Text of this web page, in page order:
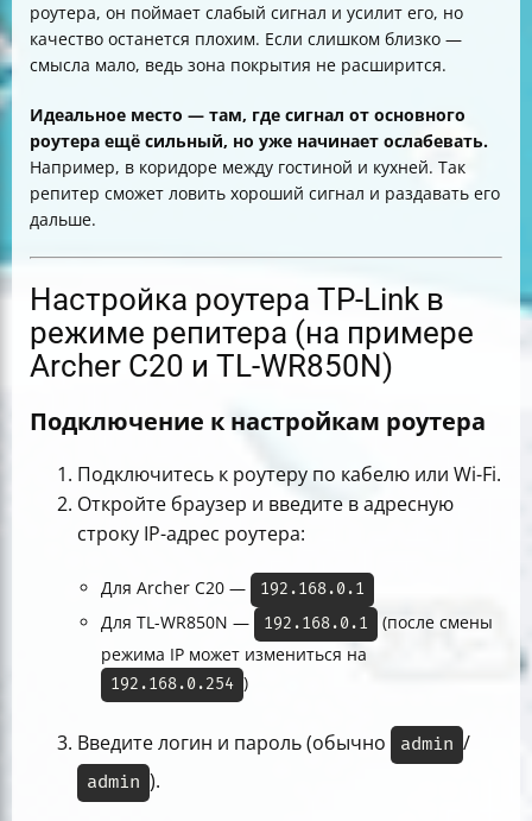
роутера, он поймает слабый сигнал и усилит его, но
качество останется плохим. Если слишком близко —
смысла мало, ведь зона покрытия не расширится.
Идеальное место — там, где сигнал от основного
роутера ещё сильный, но уже начинает ослабевать.
Например, в коридоре между гостиной и кухней. Так
репитер сможет ловить хороший сигнал и раздавать его
дальше.
Настройка роутера TP-Link в
режиме репитера (на примере
Archer C20 и TL-WR850N)
Подключение к настройкам роутера
Подключитесь к роутеру по кабелю или Wi-Fi.
Откройте браузер и введите в адресную
строку IP-адрес роутера:
Для Archer C20 — 192.168.0.1
Для TL-WR850N — 192.168.0.1
(после смены
режима IP может измениться на
192.168.0.254 )
Введите логин и пароль (обычно admin /
admin ).